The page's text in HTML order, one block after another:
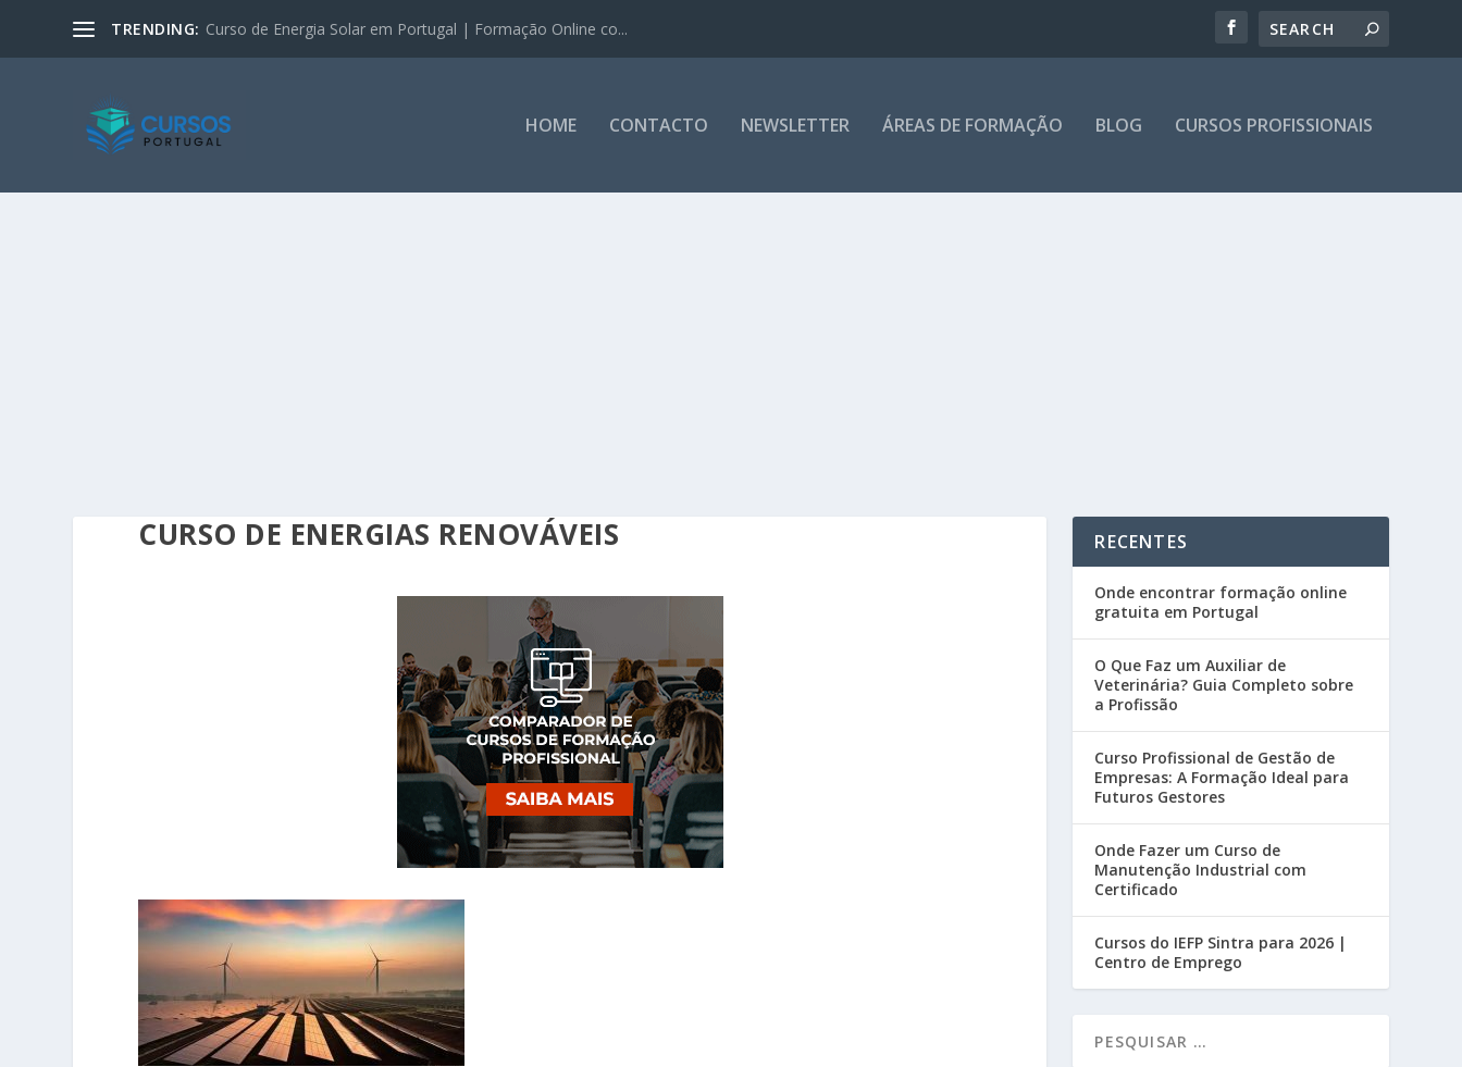
TRENDING: Curso de Energia Solar em Portugal | Formação Online co...
HOME CONTACTO NEWSLETTER ÁREAS DE FORMAÇÃO BLOG CURSOS PROFISSIONAIS
CURSO DE ENERGIAS RENOVÁVEIS RECENTES
Onde encontrar formação online
gratuita em Portugal
O Que Faz um Auxiliar de
Veterinária? Guia Completo sobre
a Profissão
Curso Profissional de Gestão de
Empresas: A Formação Ideal para
Futuros Gestores
Onde Fazer um Curso de
Manutenção Industrial com
Certificado
Cursos do IEFP Sintra para 2026 |
Centro de Emprego